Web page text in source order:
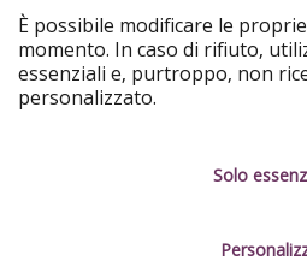
Conoscici meglio
Chi siamo
Lavora con noi
È possibile modificare le
momento. In caso di rifiuto,
essenziali e, purtroppo, non
personalizzato.
Solo